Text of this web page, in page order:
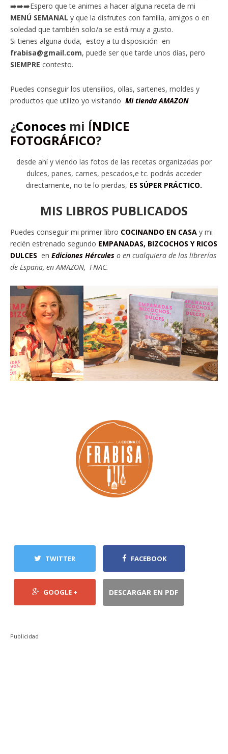
➡️➡️➡️Espero que te animes a hacer alguna receta de mi
MENÚ SEMANAL y que la disfrutes con familia, amigos o en
soledad que también solo/a se está muy a gusto.
Si tienes alguna duda, estoy a tu disposición en
frabisa@gmail.com, puede ser que tarde unos días, pero
SIEMPRE contesto.
Puedes conseguir los utensilios, ollas, sartenes, moldes y
productos que utilizo yo visitando Mi tienda AMAZON
¿Conoces mi ÍNDICE
FOTOGRÁFICO?
desde ahí y viendo las fotos de las recetas organizadas por
dulces, panes, carnes, pescados,e tc. podrás acceder
directamente, no te lo pierdas, ES SÚPER PRÁCTICO.
MIS LIBROS PUBLICADOS
Puedes conseguir mi primer libro COCINANDO EN CASA y mi
recién estrenado segundo EMPANADAS, BIZCOCHOS Y RICOS
DULCES en Ediciones Hércules o en cualquiera de las librerías
de España, en AMAZON, FNAC.
TWITTER FACEBOOK
GOOGLE + DESCARGAR EN PDF
Publicidad